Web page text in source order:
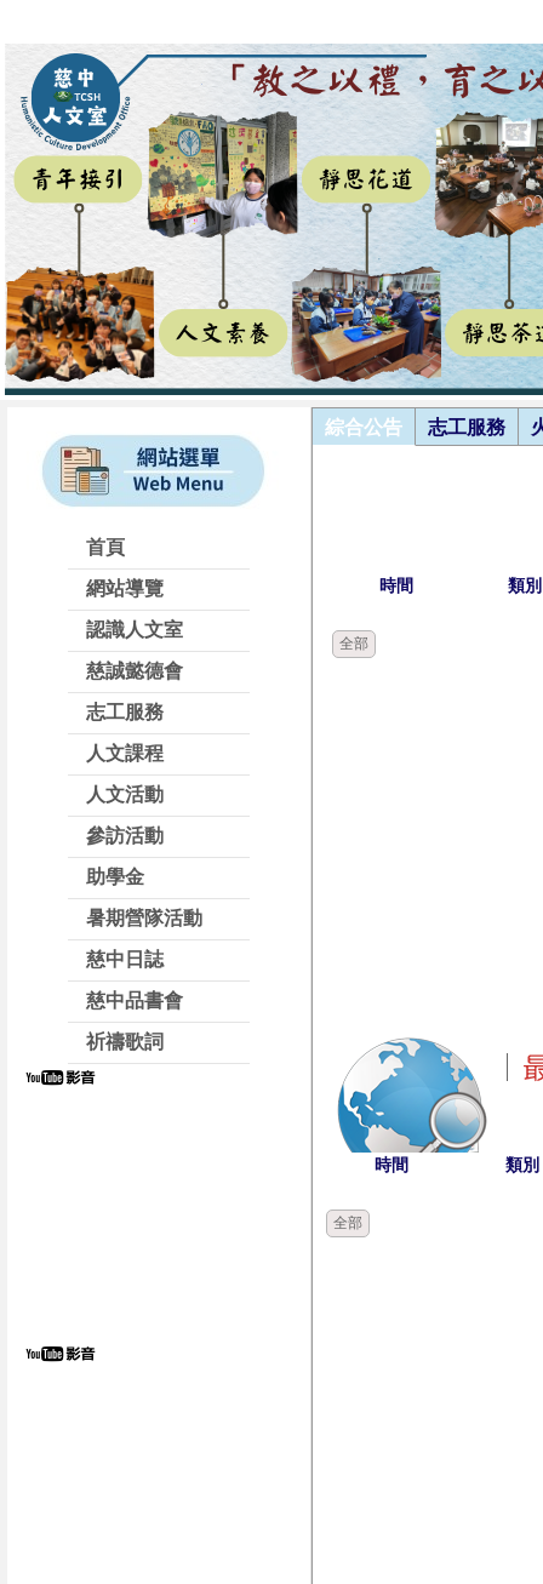
首頁
網站導覽
認識人文室
慈誠懿德會
志工服務
人文課程
人文活動
參訪活動
助學金
暑期營隊活動
慈中日誌
慈中品書會
祈禱歌詞
綜合公告 志工服務
時間 類別
全部
時間 類別
全部